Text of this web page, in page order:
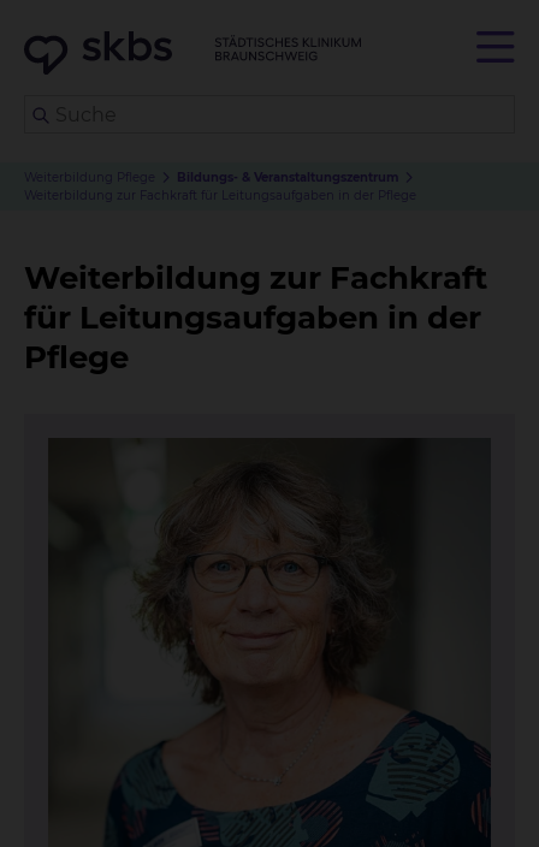
Weiterbildung Pflege Bildungs- & Veranstaltungszentrum
Weiterbildung zur Fachkraft für Leitungsaufgaben in der Pflege
Weiterbildung zur Fachkraft
für Leitungsaufgaben in der
Pflege